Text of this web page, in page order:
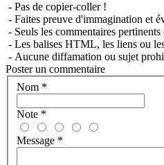
- Pas de copier-coller !
- Faites preuve d'immagination et
- Seuls les commentaires
- Les balises HTML, les liens ou
- Aucune diffamation ou sujet
Poster un commentaire
Nom *
Note *
Message *